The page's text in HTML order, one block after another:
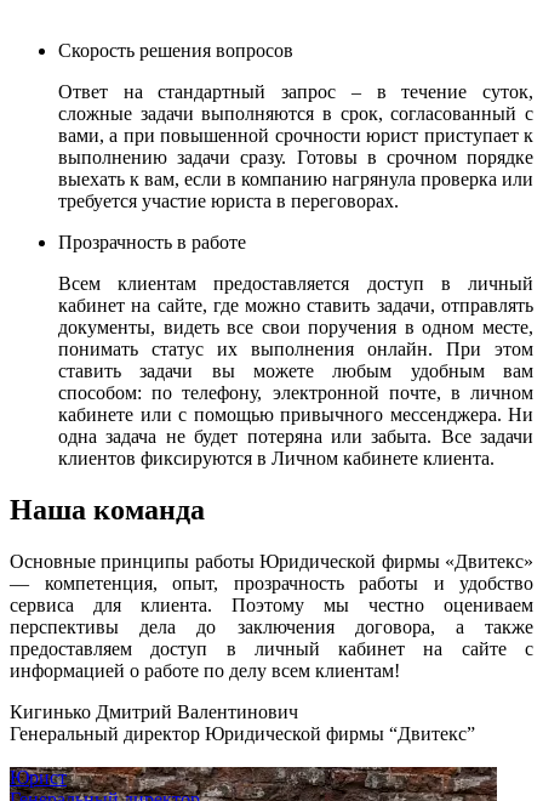
Скорость решения вопросов
Ответ на стандартный запрос – в течение суток,
сложные задачи выполняются в срок, согласованный с
вами, а при повышенной срочности юрист приступает к
выполнению задачи сразу. Готовы в срочном порядке
выехать к вам, если в компанию нагрянула проверка или
требуется участие юриста в переговорах.
Прозрачность в работе
Всем клиентам предоставляется доступ в личный
кабинет на сайте, где можно ставить задачи, отправлять
документы, видеть все свои поручения в одном месте,
понимать статус их выполнения онлайн. При этом
ставить задачи вы можете любым удобным вам
способом: по телефону, электронной почте, в личном
кабинете или с помощью привычного мессенджера. Ни
одна задача не будет потеряна или забыта. Все задачи
клиентов фиксируются в Личном кабинете клиента.
Наша команда
Основные принципы работы Юридической фирмы «Двитекс»
— компетенция, опыт, прозрачность работы и удобство
сервиса для клиента. Поэтому мы честно оцениваем
перспективы дела до заключения договора, а также
предоставляем доступ в личный кабинет на сайте с
информацией о работе по делу всем клиентам!
Кигинько Дмитрий Валентинович
Генеральный директор Юридической фирмы “Двитекс”
Юрист